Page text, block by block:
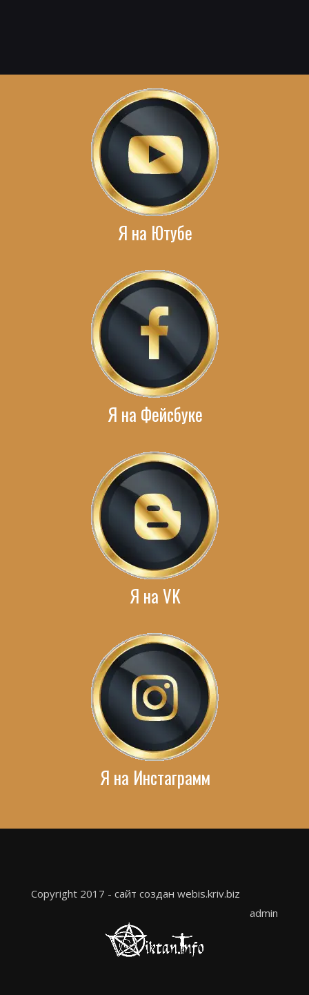
Я на Ютубе
Я на Фейсбуке
Я на VK
Я на Инстаграмм
Copyright 2017 - сайт создан webis.kriv.biz
admin